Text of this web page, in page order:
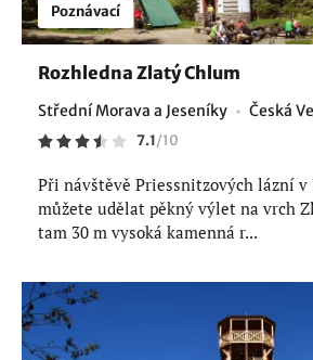
Poznávací
Rozhledna Zlatý Chlum
Střední Morava a Jeseníky Česká
7.1/10
Při návštěvě Priessnitzových lázní v
můžete udělat pěkný výlet na vrch
tam 30 m vysoká kamenná r...